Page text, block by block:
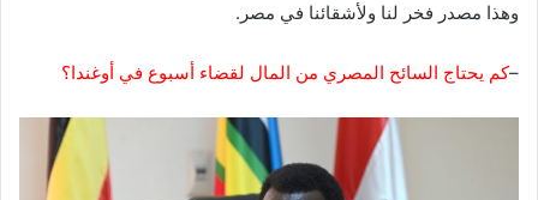
وهذا مصدر فخر لنا ولأشقائنا في مصر.
–كم يحتاج السائح المصري من المال لقضاء أسبوع في أوغندا؟